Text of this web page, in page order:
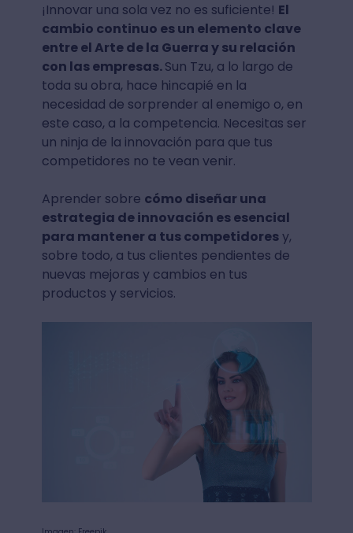
¡Innovar una sola vez no es suficiente! El
cambio continuo es un elemento clave
entre el Arte de la Guerra y su relación
con las empresas.Sun Tzu, a lo largo de
toda su obra, hace hincapié en la
necesidad de sorprender al enemigo o, en
este caso, a la competencia. Necesitas ser
un ninja de la innovación para que tus
competidores no te vean venir.
Aprender sobre cómo diseñar una
estrategia de innovación es esencial
para mantener a tus competidoresy,
sobre todo, a tus clientes pendientes de
nuevas mejoras y cambios en tus
productos y servicios.